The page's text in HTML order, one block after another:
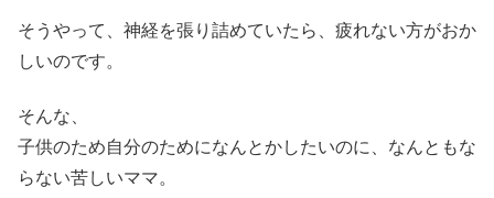
そうやって、神経を張り詰めていたら、疲れない方がおか
しいのです。
そんな、
子供のため自分のためになんとかしたいのに、なんともな
らない苦しいママ。